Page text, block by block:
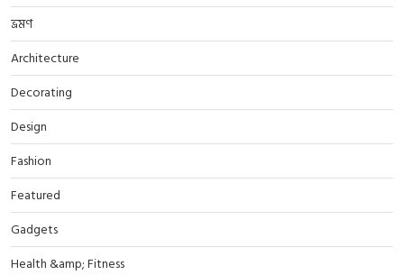
ভ্রমণ
Architecture
Decorating
Design
Fashion
Featured
Gadgets
Health &amp; Fitness